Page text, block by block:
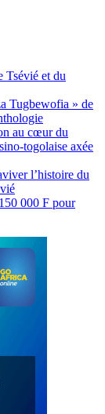
Tsévié et du
Tugbewofia » de
au cœur du
togolaise axée
l’histoire du
000 F pour